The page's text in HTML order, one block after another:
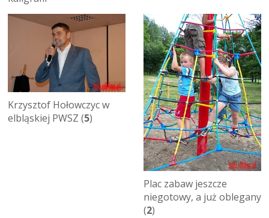
Krzysztof Hołowczyc w
elbląskiej PWSZ (5)
Plac zabaw jeszcze
niegotowy, a już oblegany
(2)